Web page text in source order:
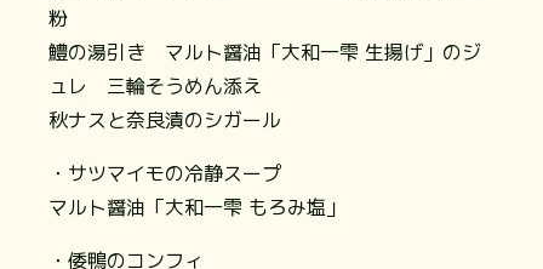
粉
鱧の湯引き マルト醤油「大和一雫 生揚げ」のジ
ュレ 三輪そうめん添え
秋ナスと奈良漬のシガール
・サツマイモの冷静スープ
マルト醤油「大和一雫 もろみ塩」
・倭鴨のコンフィ